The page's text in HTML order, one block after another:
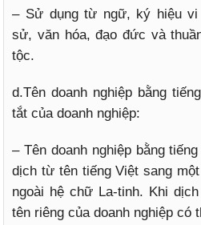
– Sử dụng từ ngữ, ký hiệu vi
sử, văn hóa, đạo đức và
tộc.
d.Tên doanh nghiệp bằng
tắt của doanh nghiệp:
– Tên doanh nghiệp bằng
dịch từ tên tiếng Việt sang
ngoài hệ chữ La-tinh. Khi
tên riêng của doanh nghiệp có